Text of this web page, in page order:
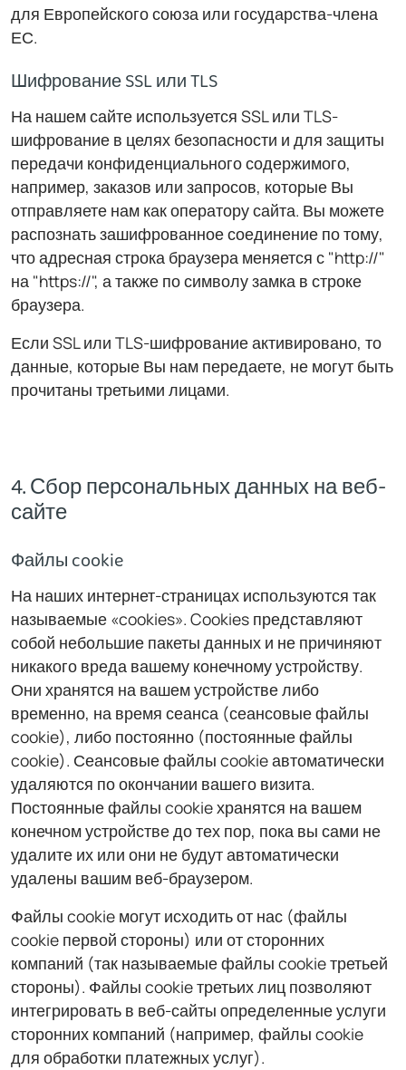
для Европейского союза или государства-члена
ЕС.
Шифрование SSL или TLS
На нашем сайте используется SSL или TLS-
шифрование в целях безопасности и для защиты
передачи конфиденциального содержимого,
например, заказов или запросов, которые Вы
отправляете нам как оператору сайта. Вы можете
распознать зашифрованное соединение по тому,
что адресная строка браузера меняется с "http://"
на "https://", а также по символу замка в строке
браузера.
Если SSL или TLS-шифрование активировано, то
данные, которые Вы нам передаете, не могут быть
прочитаны третьими лицами.
4. Сбор персональных данных на веб-
сайте
Файлы cookie
На наших интернет-страницах используются так
называемые «cookies». Cookies представляют
собой небольшие пакеты данных и не причиняют
никакого вреда вашему конечному устройству.
Они хранятся на вашем устройстве либо
временно, на время сеанса (сеансовые файлы
cookie), либо постоянно (постоянные файлы
cookie). Сеансовые файлы cookie автоматически
удаляются по окончании вашего визита.
Постоянные файлы cookie хранятся на вашем
конечном устройстве до тех пор, пока вы сами не
удалите их или они не будут автоматически
удалены вашим веб-браузером.
Файлы cookie могут исходить от нас (файлы
cookie первой стороны) или от сторонних
компаний (так называемые файлы cookie третьей
стороны). Файлы cookie третьих лиц позволяют
интегрировать в веб-сайты определенные услуги
сторонних компаний (например, файлы cookie
для обработки платежных услуг).